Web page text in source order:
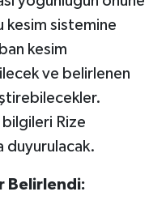
kesim sistemine
kesim
ve belirlenen
Rize
duyurulacak.
Belirlendi: